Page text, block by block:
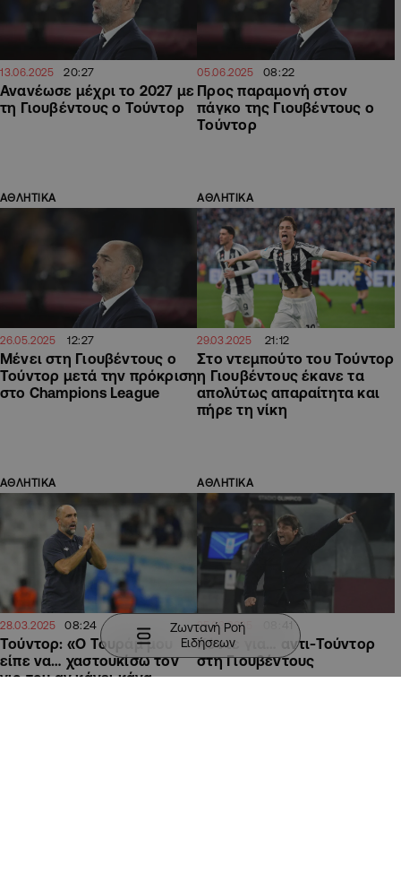
13.06.2025 20:27
Ανανέωσε μέχρι το 2027 με
τη Γιουβέντους ο Τούντορ
05.06.2025 08:22
Προς παραμονή στον
πάγκο της Γιουβέντους ο
Τούντορ
ΑΘΛΗΤΙΚΑ
26.05.2025 12:27
Μένει στη Γιουβέντους ο
Τούντορ μετά την πρόκριση
στο Champions League
ΑΘΛΗΤΙΚΑ
29.03.2025 21:12
Στο ντεμπούτο του Τούντορ
η Γιουβέντους έκανε τα
απολύτως απαραίτητα και
πήρε τη νίκη
ΑΘΛΗΤΙΚΑ
28.03.2025 08:24
Τούντορ: «Ο Τουράμ μου
είπε να… χαστουκίσω τον
γιο του αν κάνει κάνα
ΑΘΛΗΤΙΚΑ
25.03.2025
Κόντε για… αντι-Τούντορ
στη Γιουβέντους
Ζωντανή Ροή
Ειδήσεων